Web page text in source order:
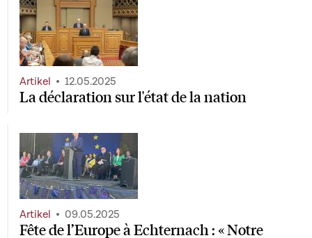
La déclaration sur l'état de la nation
Artikel 12.05.2025
Fête de l’Europe à Echternach : « Notre
Artikel 09.05.2025